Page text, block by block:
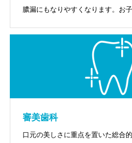
膿漏にもなりやすくなります。お
たらまずは早めの検診をおすすめ
審美歯科
口元の美しさに重点を置いた総合